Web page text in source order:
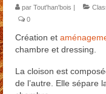
Presse
par Tout'han'bois
0
Création et
chambre et dressing.
La cloison est
de l’autre. Elle sépare